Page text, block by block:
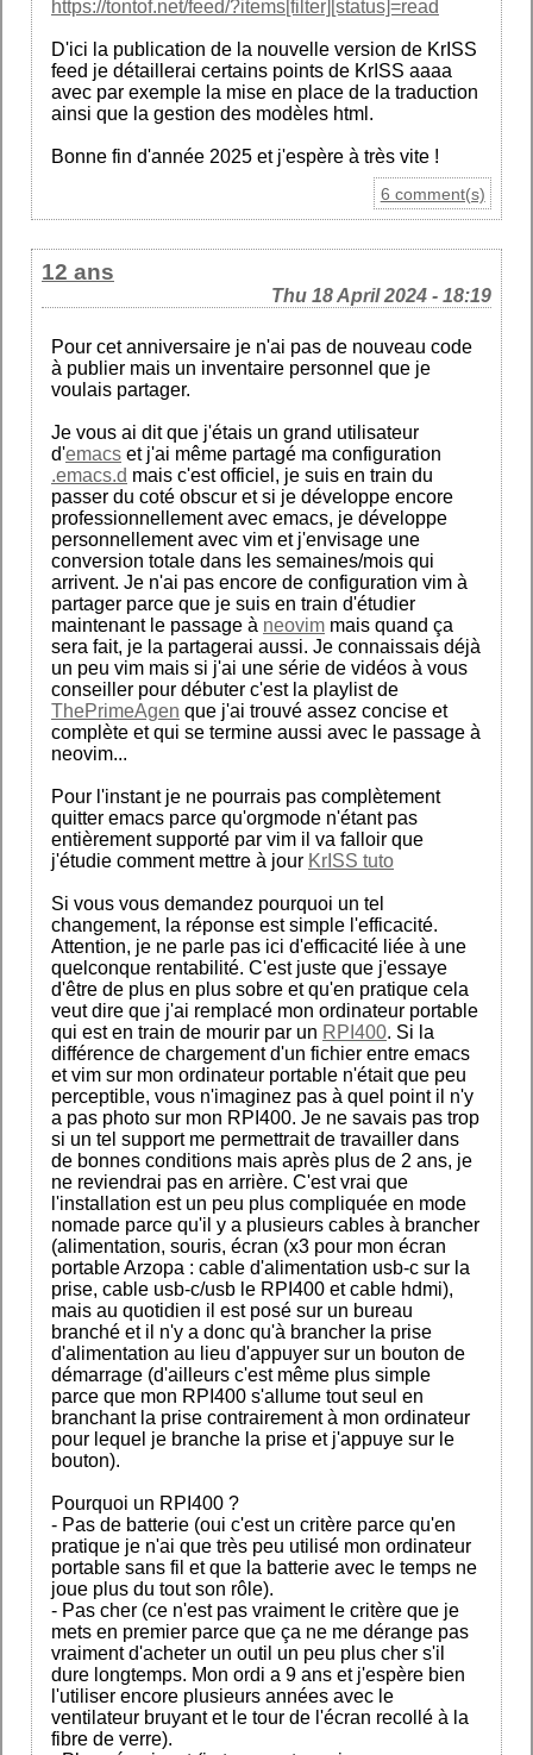
https://tontof.net/feed/?items[filter][status]=read
D'ici la publication de la nouvelle version de KrISS
feed je détaillerai certains points de KrISS aaaa
avec par exemple la mise en place de la traduction
ainsi que la gestion des modèles html.
Bonne fin d'année 2025 et j'espère à très vite !
6 comment(s)
12 ans
Thu 18 April 2024 - 18:19
Pour cet anniversaire je n'ai pas de nouveau code
à publier mais un inventaire personnel que je
voulais partager.
Je vous ai dit que j'étais un grand utilisateur
d'emacs et j'ai même partagé ma configuration
.emacs.d mais c'est officiel, je suis en train du
passer du coté obscur et si je développe encore
professionnellement avec emacs, je développe
personnellement avec vim et j'envisage une
conversion totale dans les semaines/mois qui
arrivent. Je n'ai pas encore de configuration vim à
partager parce que je suis en train d'étudier
maintenant le passage à neovim mais quand ça
sera fait, je la partagerai aussi. Je connaissais déjà
un peu vim mais si j'ai une série de vidéos à vous
conseiller pour débuter c'est la playlist de
ThePrimeAgen que j'ai trouvé assez concise et
complète et qui se termine aussi avec le passage à
neovim...
Pour l'instant je ne pourrais pas complètement
quitter emacs parce qu'orgmode n'étant pas
entièrement supporté par vim il va falloir que
j'étudie comment mettre à jour KrISS tuto
Si vous vous demandez pourquoi un tel
changement, la réponse est simple l'efficacité.
Attention, je ne parle pas ici d'efficacité liée à une
quelconque rentabilité. C'est juste que j'essaye
d'être de plus en plus sobre et qu'en pratique cela
veut dire que j'ai remplacé mon ordinateur portable
qui est en train de mourir par un RPI400. Si la
différence de chargement d'un fichier entre emacs
et vim sur mon ordinateur portable n'était que peu
perceptible, vous n'imaginez pas à quel point il n'y
a pas photo sur mon RPI400. Je ne savais pas trop
si un tel support me permettrait de travailler dans
de bonnes conditions mais après plus de 2 ans, je
ne reviendrai pas en arrière. C'est vrai que
l'installation est un peu plus compliquée en mode
nomade parce qu'il y a plusieurs cables à brancher
(alimentation, souris, écran (x3 pour mon écran
portable Arzopa : cable d'alimentation usb-c sur la
prise, cable usb-c/usb le RPI400 et cable hdmi),
mais au quotidien il est posé sur un bureau
branché et il n'y a donc qu'à brancher la prise
d'alimentation au lieu d'appuyer sur un bouton de
démarrage (d'ailleurs c'est même plus simple
parce que mon RPI400 s'allume tout seul en
branchant la prise contrairement à mon ordinateur
pour lequel je branche la prise et j'appuye sur le
bouton).
Pourquoi un RPI400 ?
- Pas de batterie (oui c'est un critère parce qu'en
pratique je n'ai que très peu utilisé mon ordinateur
portable sans fil et que la batterie avec le temps ne
joue plus du tout son rôle).
- Pas cher (ce n'est pas vraiment le critère que je
mets en premier parce que ça ne me dérange pas
vraiment d'acheter un outil un peu plus cher s'il
dure longtemps. Mon ordi a 9 ans et j'espère bien
l'utiliser encore plusieurs années avec le
ventilateur bruyant et le tour de l'écran recollé à la
fibre de verre).